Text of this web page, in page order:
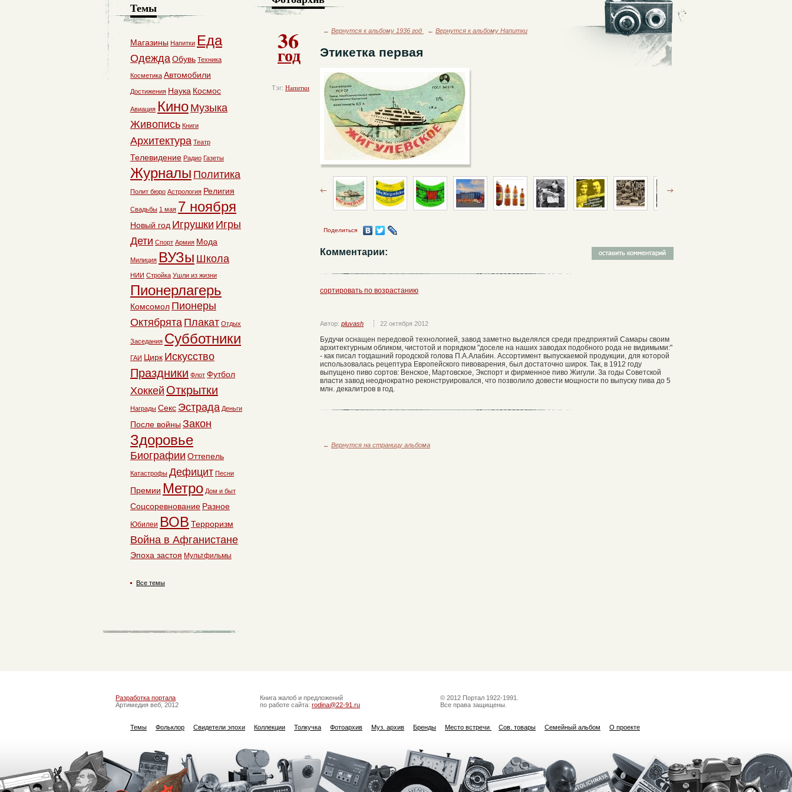
36
год
Тэг: Напитки
← Вернутся к альбому 1936 год ← Вернутся к альбому Напитки
Этикетка первая
Поделиться
Комментарии:
сортировать по возрастанию
Автор: pluvash 22 октября 2012
Будучи оснащен передовой технологией, завод заметно выделялся среди предприятий Самары своим
архитектурным обликом, чистотой и порядком "доселе на наших заводах подобного рода не видимыми:"
- как писал тогдашний городской голова П.А.Алабин. Ассортимент выпускаемой продукции, для которой
использовалась рецептура Европейского пивоварения, был достаточно широк. Так, в 1912 году
выпущено пиво сортов: Венское, Мартовское, Экспорт и фирменное пиво Жигули. За годы Советской
власти завод неоднократно реконструировался, что позволило довести мощности по выпуску пива до 5
млн. декалитров в год.
← Вернутся на страницу альбома
Темы
Магазины Напитки Еда
ОдеждаОбувь Техника
Косметика Автомобили
Достижения Наука Космос
Авиация Кино Музыка
Живопись Книги
Архитектура Театр
Телевидение Радио Газеты
Журналы Политика
Полит бюро Астрология Религия
Свадьбы 1 мая 7 ноября
Новый год Игрушки Игры
Дети Спорт Армия Мода
Милиция ВУЗы Школа
НИИ Стройка Ушли из жизни
Пионерлагерь
Комсомол Пионеры
Октябрята Плакат Отдых
Заседания Субботники
ГАИ Цирк Искусство
Праздники Флот Футбол
Хоккей Открытки
Награды Секс Эстрада Деньги
После войны Закон
Здоровье
Биографии Оттепель
Катастрофы Дефицит Песни
Премии Метро Дом и быт
Соцсоревнование Разное
Юбилеи ВОВ Терроризм
Война в Афганистане
Эпоха застоя Мультфильмы
Все темы
Разработка портала
Артимедия веб, 2012
Книга жалоб и предложений
по работе сайта: rodina@22-91.ru
© 2012 Портал 1922-1991.
Все права защищены.
Темы Фольклор Свидетели эпохи Коллекции Толкучка Фотоархив Муз. архив Бренды Место встречи Сов. товары Семейный альбом О проекте